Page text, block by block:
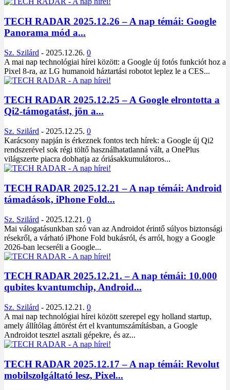
TECH RADAR 2025.12.26 – A nap témái: Google
Panorama mód a...
Sz. Szilárd - 2025.12.26. 0
A mai nap technológiai hírei között: a Google új fotós funkciót hoz a
Pixel 8-ra, az LG humanoid háztartási robotot leplez le a CES...
TECH RADAR 2025.12.25 – A Google elrontotta a
Qi2-támogatást, jön a...
Sz. Szilárd - 2025.12.25. 0
Karácsony napján is érkeznek fontos tech hírek: a Google új Qi2
rendszerével sok régi töltő használhatatlanná vált, a OnePlus
világszerte piacra dobhatja az óriásakkumulátoros...
TECH RADAR 2025.12.21 – A nap témái: Android
támadások, iPhone Fold...
Sz. Szilárd - 2025.12.21. 0
Mai válogatásunkban szó van az Androidot érintő súlyos biztonsági
résekről, a várható iPhone Fold bukásról, és arról, hogy a Google
2026-ban lecseréli a Google...
TECH RADAR 2025.12.21. – A nap témái: 10.000
qubites kvantumchip, Android...
Sz. Szilárd - 2025.12.21. 0
A mai nap technológiai hírei között szerepel egy holland startup,
amely állítólag áttörést ért el kvantumszámításban, a Google
Androidot tesztel asztali gépekre, és az...
TECH RADAR 2025.12.17 – A nap témái: Revolut
mobilszolgáltató lesz, Pixel...